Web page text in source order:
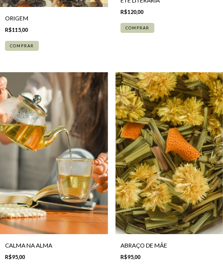
ORIGEM
R$115,00
R$120,00
CALMA NA ALMA
R$95,00
ABRAÇO DE MÃE
R$95,00